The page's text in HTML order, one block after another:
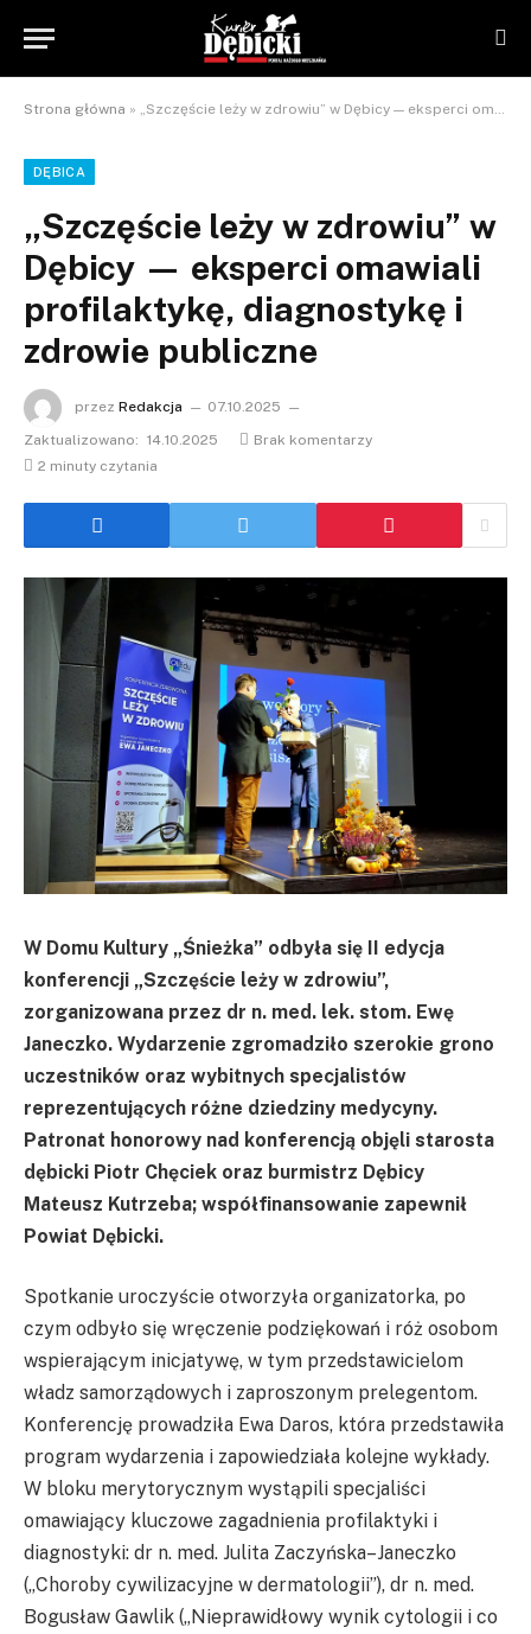
Strona główna » „Szczęście leży w zdrowiu” w Dębicy — eksperci omawiali profilaktykę, diagnostykę i zdrowie publiczne
DĘBICA
„Szczęście leży w zdrowiu” w
Dębicy — eksperci omawiali
profilaktykę, diagnostykę i
zdrowie publiczne
przez Redakcja
07.10.2025
Zaktualizowano: 14.10.2025
Brak komentarzy
2 minuty czytania
W Domu Kultury „Śnieżka” odbyła się II edycja
konferencji „Szczęście leży w zdrowiu”,
zorganizowana przez dr n. med. lek. stom. Ewę
Janeczko. Wydarzenie zgromadziło szerokie grono
uczestników oraz wybitnych specjalistów
reprezentujących różne dziedziny medycyny.
Patronat honorowy nad konferencją objęli starosta
dębicki Piotr Chęciek oraz burmistrz Dębicy
Mateusz Kutrzeba; współfinansowanie zapewnił
Powiat Dębicki.
Spotkanie uroczyście otworzyła organizatorka, po
czym odbyło się wręczenie podziękowań i róż osobom
wspierającym inicjatywę, w tym przedstawicielom
władz samorządowych i zaproszonym prelegentom.
Konferencję prowadziła Ewa Daros, która przedstawiła
program wydarzenia i zapowiedziała kolejne wykłady.
W bloku merytorycznym wystąpili specjaliści
omawiający kluczowe zagadnienia profilaktyki i
diagnostyki: dr n. med. Julita Zaczyńska–Janeczko
(„Choroby cywilizacyjne w dermatologii”), dr n. med.
Bogusław Gawlik („Nieprawidłowy wynik cytologii i co